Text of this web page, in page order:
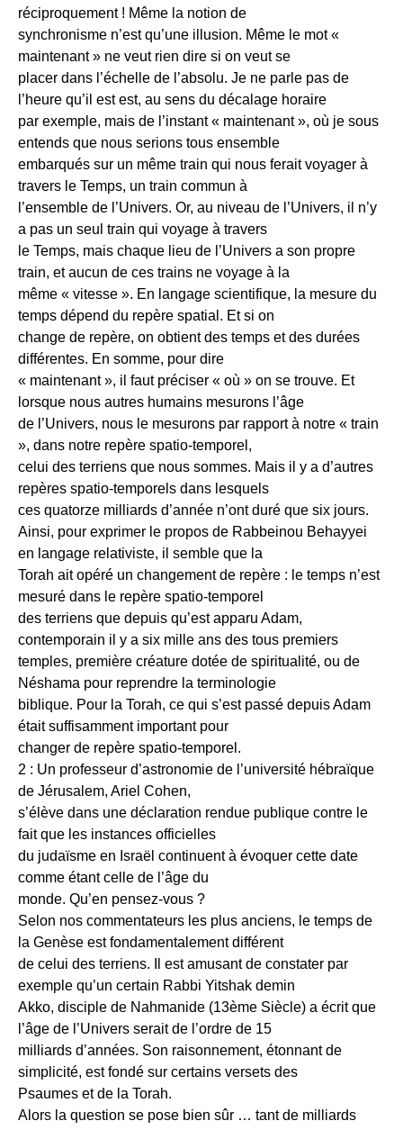
réciproquement ! Même la notion de
synchronisme n’est qu’une illusion. Même le mot «
maintenant » ne veut rien dire si on veut se
placer dans l’échelle de l’absolu. Je ne parle pas de
l’heure qu’il est est, au sens du décalage horaire
par exemple, mais de l’instant « maintenant », où je sous
entends que nous serions tous ensemble
embarqués sur un même train qui nous ferait voyager à
travers le Temps, un train commun à
l’ensemble de l’Univers. Or, au niveau de l’Univers, il n’y
a pas un seul train qui voyage à travers
le Temps, mais chaque lieu de l’Univers a son propre
train, et aucun de ces trains ne voyage à la
même « vitesse ». En langage scientifique, la mesure du
temps dépend du repère spatial. Et si on
change de repère, on obtient des temps et des durées
différentes. En somme, pour dire
« maintenant », il faut préciser « où » on se trouve. Et
lorsque nous autres humains mesurons l’âge
de l’Univers, nous le mesurons par rapport à notre « train
», dans notre repère spatio-temporel,
celui des terriens que nous sommes. Mais il y a d’autres
repères spatio-temporels dans lesquels
ces quatorze milliards d’année n’ont duré que six jours.
Ainsi, pour exprimer le propos de Rabbeinou Behayyei
en langage relativiste, il semble que la
Torah ait opéré un changement de repère : le temps n’est
mesuré dans le repère spatio-temporel
des terriens que depuis qu’est apparu Adam,
contemporain il y a six mille ans des tous premiers
temples, première créature dotée de spiritualité, ou de
Néshama pour reprendre la terminologie
biblique. Pour la Torah, ce qui s’est passé depuis Adam
était suffisamment important pour
changer de repère spatio-temporel.
2 : Un professeur d’astronomie de l’université hébraïque
de Jérusalem, Ariel Cohen,
s’élève dans une déclaration rendue publique contre le
fait que les instances officielles
du judaïsme en Israël continuent à évoquer cette date
comme étant celle de l’âge du
monde. Qu’en pensez-vous ?
Selon nos commentateurs les plus anciens, le temps de
la Genèse est fondamentalement différent
de celui des terriens. Il est amusant de constater par
exemple qu’un certain Rabbi Yitshak demin
Akko, disciple de Nahmanide (13ème Siècle) a écrit que
l’âge de l’Univers serait de l’ordre de 15
milliards d’années. Son raisonnement, étonnant de
simplicité, est fondé sur certains versets des
Psaumes et de la Torah.
Alors la question se pose bien sûr … tant de milliards